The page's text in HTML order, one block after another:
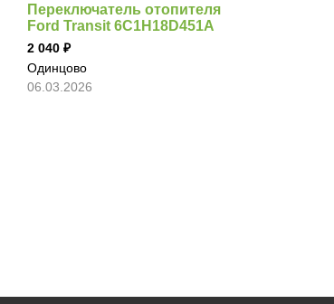
Переключатель отопителя
Ford Transit 6C1H18D451A
2 040
Одинцово
06.03.2026